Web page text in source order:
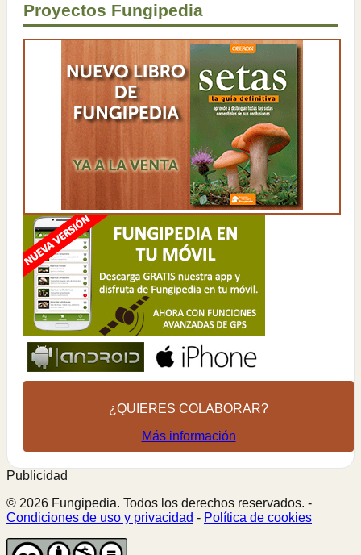
Proyectos Fungipedia
¿QUIERES COLABORAR?
Más información
Publicidad
© 2026 Fungipedia. Todos los derechos reservados. -
Condiciones de uso y privacidad - Política de cookies